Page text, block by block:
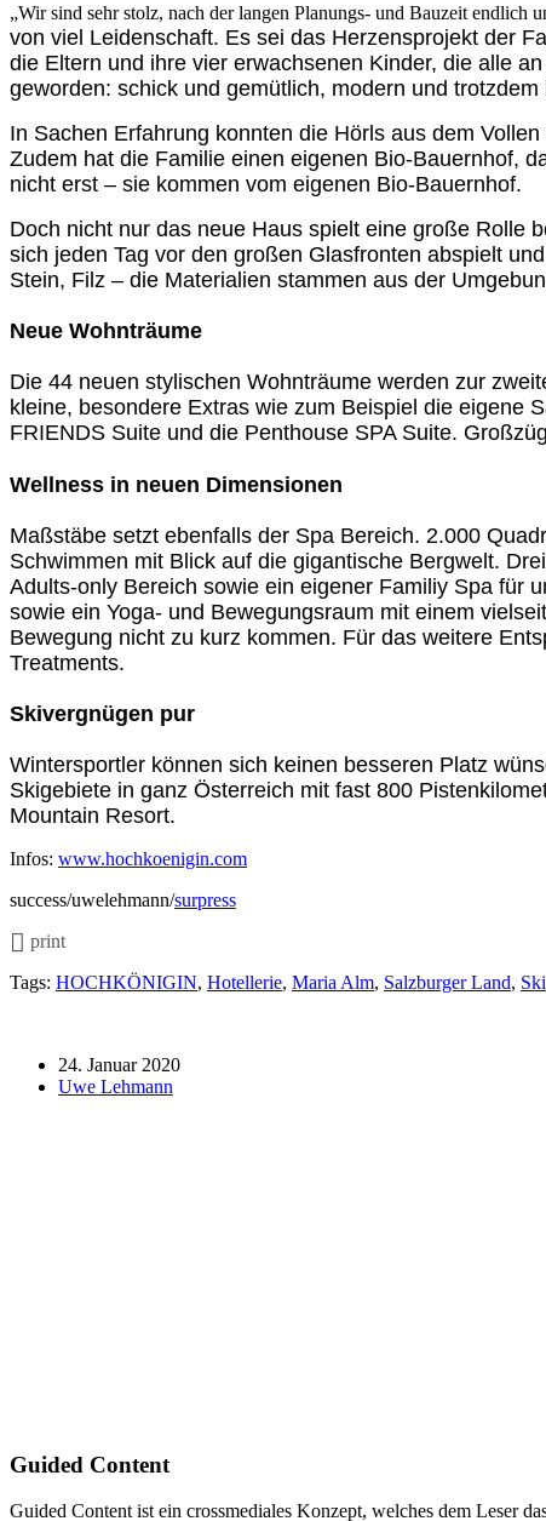
„Wir sind sehr stolz, nach der langen Planungs- und Bauzeit endlich
von viel Leidenschaft. Es sei das Herzensprojekt der
die Eltern und ihre vier erwachsenen Kinder, die alle
geworden: schick und gemütlich, modern und trotzdem
In Sachen Erfahrung konnten die Hörls aus dem
Zudem hat die Familie einen eigenen Bio-Bauernhof,
nicht erst – sie kommen vom eigenen Bio-Bauernhof.
Doch nicht nur das neue Haus spielt eine große Rolle
sich jeden Tag vor den großen Glasfronten abspielt
Stein, Filz – die Materialien stammen aus der
Neue Wohnträume
Die 44 neuen stylischen Wohnträume werden zur
kleine, besondere Extras wie zum Beispiel die eigene
FRIENDS Suite und die Penthouse SPA Suite.
Wellness in neuen Dimensionen
Maßstäbe setzt ebenfalls der Spa Bereich. 2.000
Schwimmen mit Blick auf die gigantische Bergwelt.
Adults-only Bereich sowie ein eigener Familiy Spa für
sowie ein Yoga- und Bewegungsraum mit einem
Bewegung nicht zu kurz kommen. Für das weitere
Treatments.
Skivergnügen pur
Wintersportler können sich keinen besseren Platz
Skigebiete in ganz Österreich mit fast 800
Mountain Resort.
Infos: www.hochkoenigin.com
success/uwelehmann/surpress
print
Tags: HOCHKÖNIGIN, Hotellerie, Maria Alm, Salzburger Land, Ski
24. Januar 2020
Uwe Lehmann
Guided Content
Guided Content ist ein crossmediales Konzept, welches dem Leser